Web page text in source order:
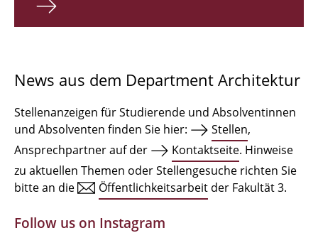
Qualifikationsprofil
Institute
Einrichtungen
Zeichensäle
MBW | Modellbauwerkstatt
News aus dem Department Architektur
Stellenanzeigen für Studierende und Absolventinnen
und Absolventen finden Sie hier:
Stellen,
Ansprechpartner auf der
Kontaktseite. Hinweise
zu aktuellen Themen oder Stellengesuche richten Sie
bitte an die
Öffentlichkeitsarbeit der Fakultät 3.
Follow us on Instagram